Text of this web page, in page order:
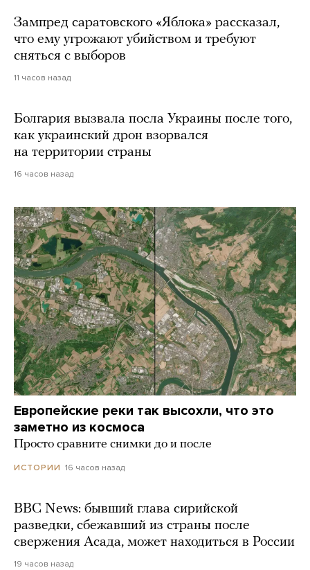
Зампред саратовского «Яблока» рассказал,
что ему угрожают убийством и требуют
сняться с выборов
11 часов назад
Болгария вызвала посла Украины после того,
как украинский дрон взорвался
на территории страны
16 часов назад
Европейские реки так высохли, что это
заметно из космоса
Просто сравните снимки до и после
ИСТОРИИ 16 часов назад
BBC News: бывший глава сирийской
разведки, сбежавший из страны после
свержения Асада, может находиться в России
19 часов назад